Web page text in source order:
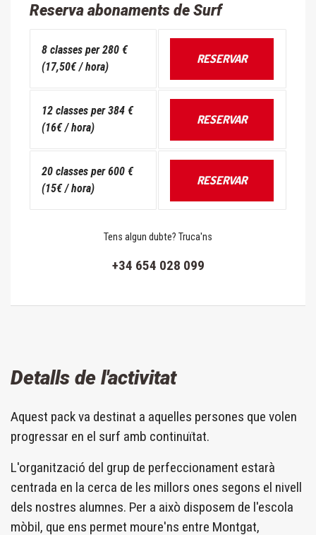
Reserva abonaments de Surf
8 classes per 280 €
(17,50€ / hora)
RESERVAR
12 classes per 384 €
(16€ / hora)
RESERVAR
20 classes per 600 €
(15€ / hora)
RESERVAR
Tens algun dubte? Truca'ns
+34 654 028 099
Detalls de l'activitat
Aquest pack va destinat a aquelles persones que volen
progressar en el surf amb continuïtat.
L'organització del grup de perfeccionament estarà
centrada en la cerca de les millors ones segons el nivell
dels nostres alumnes. Per a això disposem de l'escola
mòbil, que ens permet moure'ns entre Montgat,